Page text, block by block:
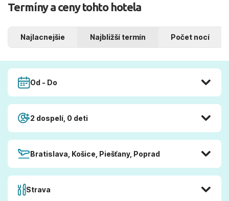
Termíny a ceny tohto hotela
Najlacnejšie Najbližší termín Počet nocí
Od - Do
2 dospelí, 0 deti
Bratislava, Košice, Piešťany, Poprad
Strava